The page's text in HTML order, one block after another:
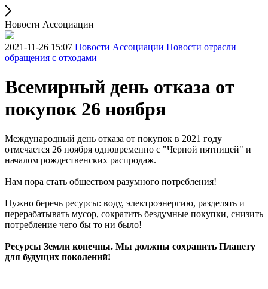
Новости Ассоциации
2021-11-26 15:07 Новости Ассоциации Новости отрасли
обращения с отходами
Всемирный день отказа от
покупок 26 ноября
Международный день отказа от покупок в 2021 году
отмечается 26 ноября одновременно с "Черной пятницей" и
началом рождественских распродаж.
Нам пора стать обществом разумного потребления!
Нужно беречь ресурсы: воду, электроэнергию, разделять и
перерабатывать мусор, сократить бездумные покупки, снизить
потребление чего бы то ни было!
Ресурсы Земли конечны. Мы должны сохранить Планету
для будущих поколений!